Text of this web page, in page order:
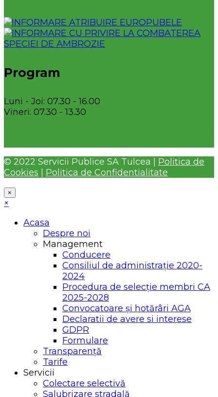
Program
Luni - Joi: 07.30 - 16.00
Vineri: 07.30 - 13.30
© 2022 Servicii Publice SA Tulcea | Politica de
Cookies
Politica de Confidentialitate
×
×
Acasa
Despre noi
Management
Conducere
Consiliul de administrație 2020-
2024
Procedura de selecție membri CA
2025-2028
Convocatoare și hotărâri AGA
Declaratii de avere si interese
GDPR
Formulare
Transparență
Tarife
Servicii
Colectare selectivă
Salubrizare stradală